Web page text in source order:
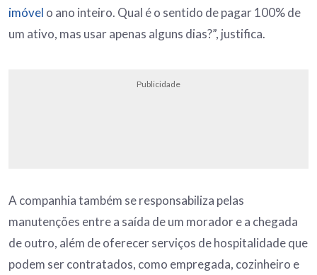
imóvel o ano inteiro. Qual é o sentido de pagar 100% de
um ativo, mas usar apenas alguns dias?”, justifica.
Publicidade
A companhia também se responsabiliza pelas
manutenções entre a saída de um morador e a chegada
de outro, além de oferecer serviços de hospitalidade que
podem ser contratados, como empregada, cozinheiro e